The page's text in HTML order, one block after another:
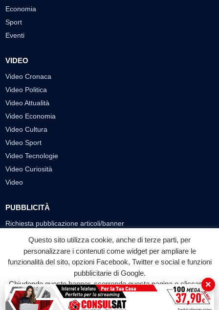
Economia
Sport
Eventi
VIDEO
Video Cronaca
Video Politica
Video Attualità
Video Economia
Video Cultura
Video Sport
Video Tecnologie
Video Curiosità
Video
PUBBLICITÀ
Richiesta pubblicazione articoli/banner
SEGUICI SUI SOCIAL
f
Facebook
◎ ▶
YouTube
Questo sito utilizza cookie, anche di terze parti, per
personalizzare i contenuti come widget per ampliare le
funzionalità del sito, opzioni Facebook, Twitter e social e funzioni
pubblicitarie di Google.
Chiudendo questo banner, scorrendo questa pagina o cliccando
su qualunque suo elemento acconsenti all'uso dei cookie.
×